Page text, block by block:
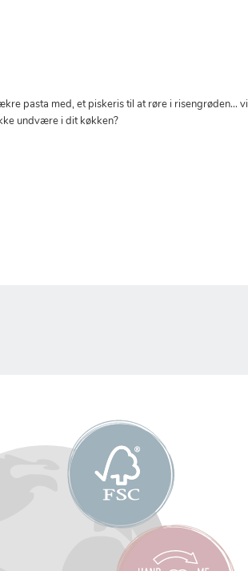
pasta med, et piskeris til at røre i risengrøden… vi
undvære i dit køkken?